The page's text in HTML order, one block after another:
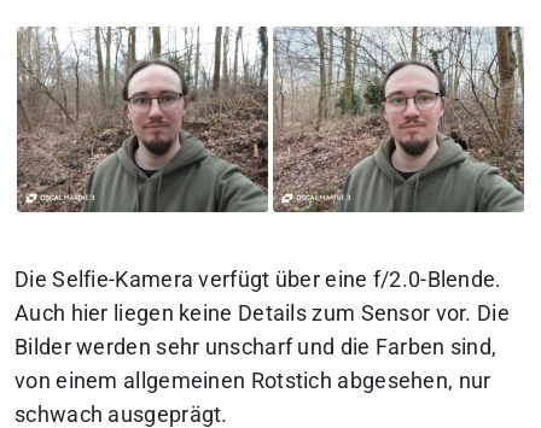
Die Selfie-Kamera verfügt über eine f/2.0-Blende.
Auch hier liegen keine Details zum Sensor vor. Die
Bilder werden sehr unscharf und die Farben sind,
von einem allgemeinen Rotstich abgesehen, nur
schwach ausgeprägt.